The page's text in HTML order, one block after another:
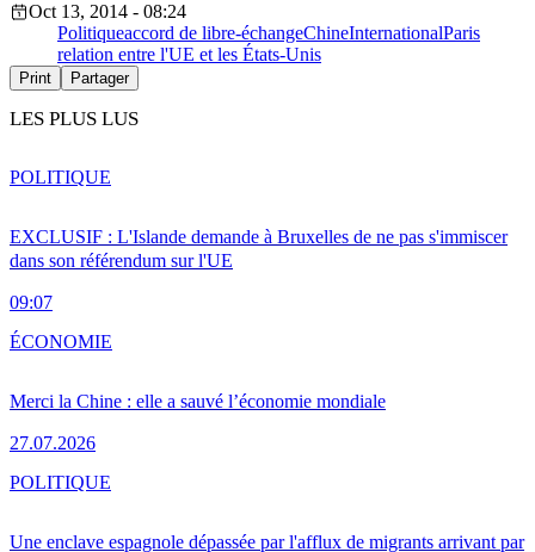
Oct 13, 2014 - 08:24
Politiqueaccord de libre-échangeChineInternationalParis
relation entre l'UE et les États-Unis
Print Partager
LES PLUS LUS
EXCLUSIF : L'Islande demande à Bruxelles de ne pas s'immiscer
dans son référendum sur l'UE
09:07
POLITIQUE
Merci la Chine : elle a sauvé l’économie mondiale
27.07.2026
ÉCONOMIE
Une enclave espagnole dépassée par l'afflux de migrants arrivant par
POLITIQUE